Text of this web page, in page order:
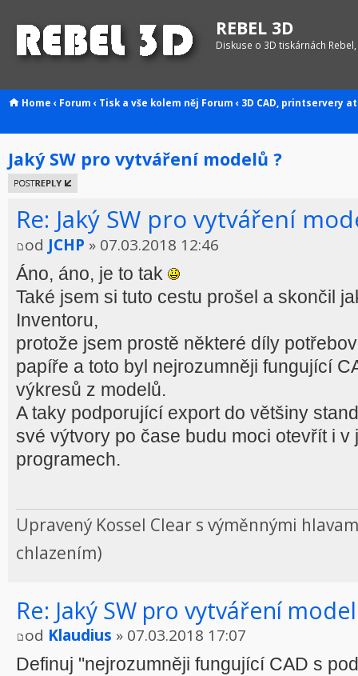
REBEL 3D
Diskuse o 3D tiskárnách
Home ‹ Forum ‹ Tisk a vše kolem něj Forum ‹ 3D CAD, printservery
Jaký SW pro vytváření modelů ?
Odeslat
odpověď
Re: Jaký SW pro vytváření
od JCHP » 07.03.2018 12:46
Áno, áno, je to tak
Také jsem si tuto cestu prošel a skončil
Inventoru,
protože jsem prostě některé díly
papíře a toto byl nejrozumněji fungující
výkresů z modelů.
A taky podporující export do většiny
své výtvory po čase budu moci otevřít i
programech.
Upravený Kossel Clear s výměnnými
chlazením)
Re: Jaký SW pro vytváření
od Klaudius » 07.03.2018 17:07
Definuj "nejrozumněji fungující CAD s